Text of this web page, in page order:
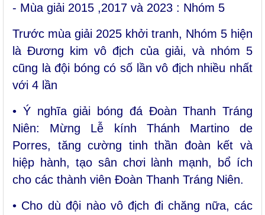
- Mùa giải 2015 ,2017 và 2023 : Nhóm 5
Trước mùa giải 2025 khởi tranh, Nhóm 5 hiện
là Đương kim vô địch của giải, và nhóm 5
cũng là đội bóng có số lần vô địch nhiều nhất
với 4 lần
• Ý nghĩa giải bóng đá Đoàn Thanh Tráng
Niên: Mừng Lễ kính Thánh Martino de
Porres, tăng cường tinh thần đoàn kết và
hiệp hành, tạo sân chơi lành mạnh, bổ ích
cho các thành viên Đoàn Thanh Tráng Niên.
• Cho dù đội nào vô địch đi chăng nữa, các